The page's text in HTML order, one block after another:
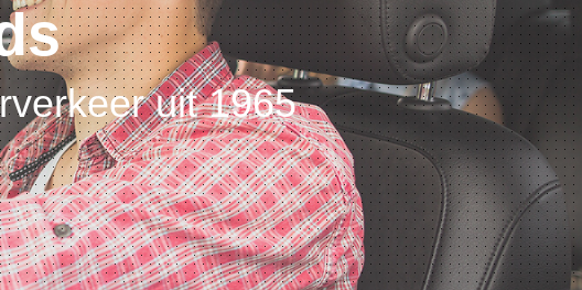
uit 1965